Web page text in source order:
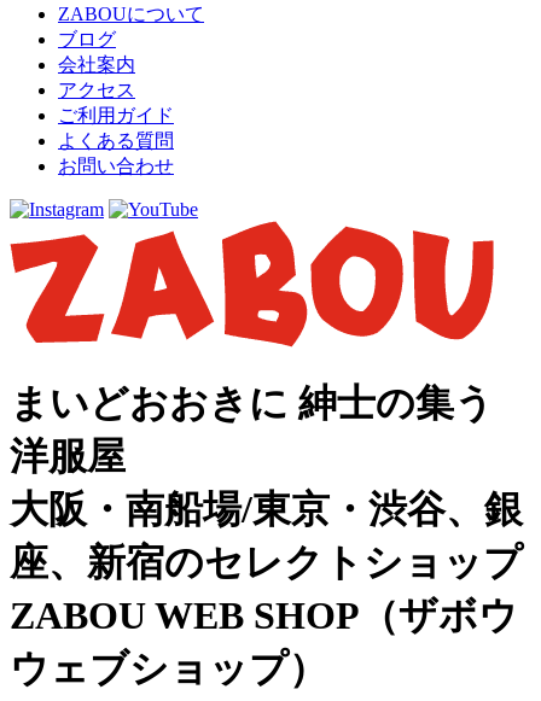
ZABOUについて
ブログ
会社案内
アクセス
ご利用ガイド
よくある質問
お問い合わせ
まいどおおきに 紳士の集う
洋服屋
大阪・南船場/東京・渋谷、銀
座、新宿のセレクトショップ
ZABOU WEB SHOP（ザボウ
ウェブショップ）